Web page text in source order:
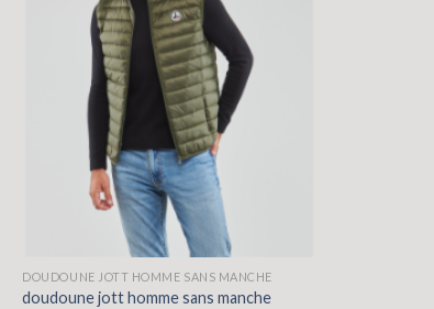
DOUDOUNE JOTT HOMME SANS MANCHE
doudoune jott homme sans manche